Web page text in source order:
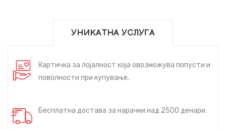
УНИКАТНА УСЛУГА
Картичка за лојалност која овозможува попусти и
поволности при купување.
Бесплатна достава за нарачки над 2500 денари.